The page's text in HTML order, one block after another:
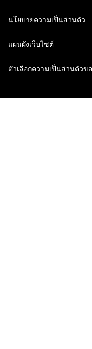
นโยบายความเป็นส่วนตัว
แผนผังเว็บไซต์
ตัวเลือกความเป็นส่วนตัวข